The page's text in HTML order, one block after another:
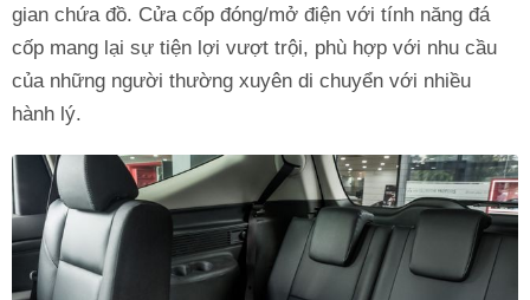
gian chứa đồ. Cửa cốp đóng/mở điện với tính năng đá
cốp mang lại sự tiện lợi vượt trội, phù hợp với nhu cầu
của những người thường xuyên di chuyển với nhiều
hành lý.